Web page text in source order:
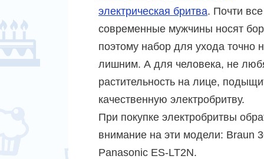
электрическая бритва. Почти все
современные мужчины носят
поэтому набор для ухода точно
лишним. А для человека, не
растительность на лице,
качественную электробритву.
При покупке электробритвы
внимание на эти модели: Braun
Panasonic ES-LT2N.